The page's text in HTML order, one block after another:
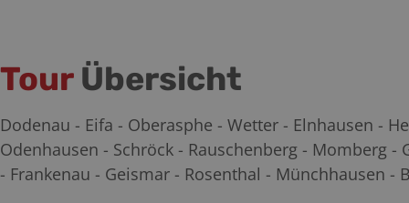
Tour Übersicht
Dodenau - Eifa - Oberasphe - Wetter - Elnhausen -
Odenhausen - Schröck - Rauschenberg - Momberg -
- Frankenau - Geismar - Rosenthal - Münchhausen -